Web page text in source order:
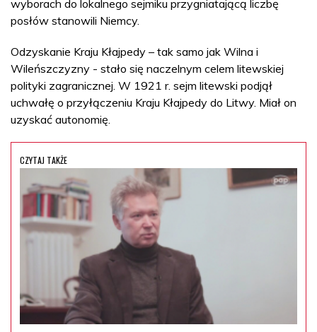
wyborach do lokalnego sejmiku przygniatającą liczbę
posłów stanowili Niemcy.
Odzyskanie Kraju Kłajpedy – tak samo jak Wilna i
Wileńszczyzny - stało się naczelnym celem litewskiej
polityki zagranicznej. W 1921 r. sejm litewski podjął
uchwałę o przyłączeniu Kraju Kłajpedy do Litwy. Miał on
uzyskać autonomię.
CZYTAJ TAKŻE